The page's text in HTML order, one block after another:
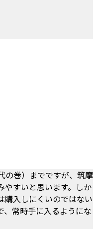
の巻）までですが、筑摩
やすいと思います。しか
購入しにくいのではない
、常時手に入るようにな